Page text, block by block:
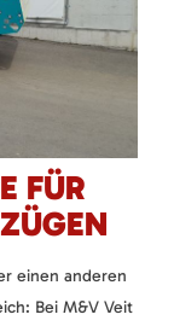
FÜR
einen anderen
Bei M&V Veit